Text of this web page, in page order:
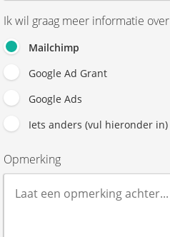
Ik wil graag meer informatie over
Mailchimp
Google Ad Grant
Google Ads
Iets anders (vul hieronder in)
Opmerking